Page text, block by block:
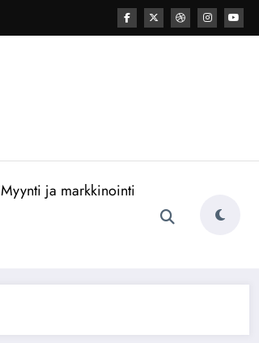
Myynti ja markkinointi